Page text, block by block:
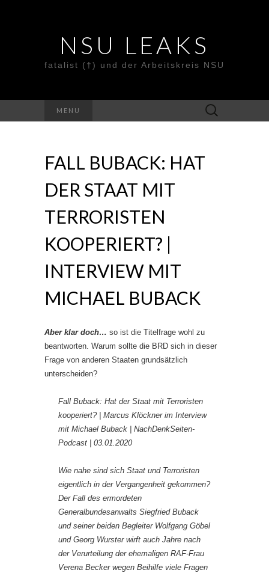
NSU LEAKS
fatalist (†) und der Arbeitskreis NSU
MENU
Suche
nach:
FALL BUBACK: HAT
DER STAAT MIT
TERRORISTEN
KOOPERIERT? |
INTERVIEW MIT
MICHAEL BUBACK
Aber klar doch… so ist die Titelfrage wohl zu
beantworten. Warum sollte die BRD sich in dieser
Frage von anderen Staaten grundsätzlich
unterscheiden?
Fall Buback: Hat der Staat mit Terroristen
kooperiert? | Marcus Klöckner im Interview
mit Michael Buback | NachDenkSeiten-
Podcast | 03.01.2020
Wie nahe sind sich Staat und Terroristen
eigentlich in der Vergangenheit gekommen?
Der Fall des ermordeten
Generalbundesanwalts Siegfried Buback
und seiner beiden Begleiter Wolfgang Göbel
und Georg Wurster wirft auch Jahre nach
der Verurteilung der ehemaligen RAF-Frau
Verena Becker wegen Beihilfe viele Fragen